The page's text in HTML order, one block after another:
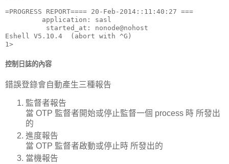
=PROGRESS REPORT==== 20-Feb-2014::11:40:27 ===
         application: sasl
          started_at: nonode@nohost
Eshell V5.10.4  (abort with ^G)
1>
控制日誌的內容
錯誤登錄會自動產生三種報告
監督者報告
當 OTP 監督者開始或停止監督一個 process 時 所發出
的
進度報告
當 OTP 監督者啟動或停止時 所發出的
當機報告